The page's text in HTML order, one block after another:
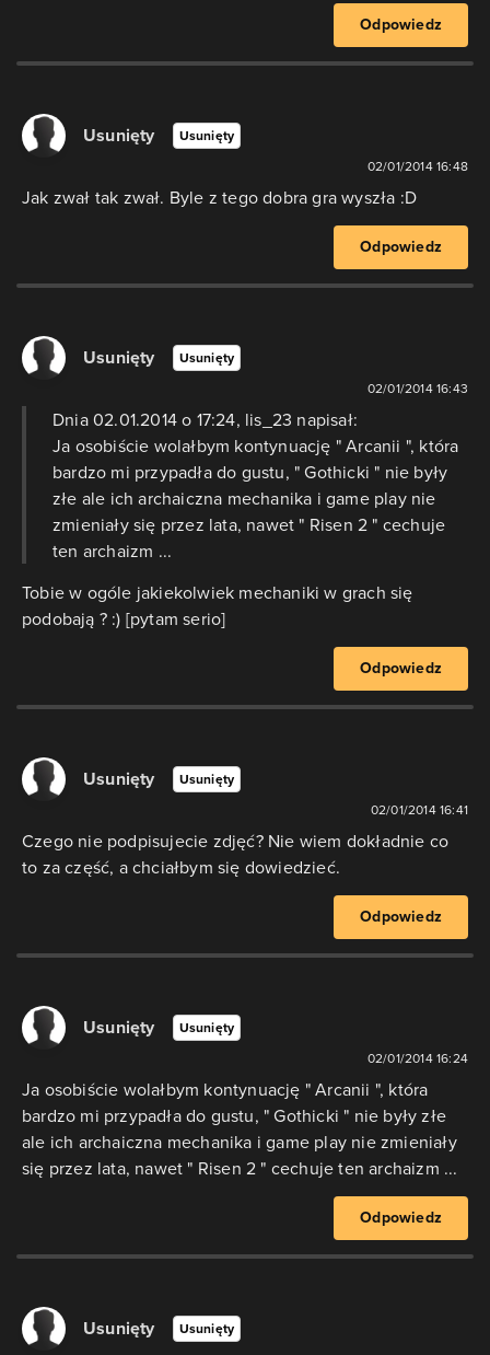
Odpowiedz
Usunięty Usunięty
02/01/2014 16:48
Jak zwał tak zwał. Byle z tego dobra gra wyszła :D
Odpowiedz
Usunięty Usunięty
02/01/2014 16:43
Dnia 02.01.2014 o 17:24, lis_23 napisał:
Ja osobiście wolałbym kontynuację " Arcanii ", która
bardzo mi przypadła do gustu, " Gothicki " nie były
złe ale ich archaiczna mechanika i game play nie
zmieniały się przez lata, nawet " Risen 2 " cechuje
ten archaizm ...
Tobie w ogóle jakiekolwiek mechaniki w grach się
podobają ? :) [pytam serio]
Odpowiedz
Usunięty Usunięty
02/01/2014 16:41
Czego nie podpisujecie zdjęć? Nie wiem dokładnie co
to za część, a chciałbym się dowiedzieć.
Odpowiedz
Usunięty Usunięty
02/01/2014 16:24
Ja osobiście wolałbym kontynuację " Arcanii ", która
bardzo mi przypadła do gustu, " Gothicki " nie były złe
ale ich archaiczna mechanika i game play nie zmieniały
się przez lata, nawet " Risen 2 " cechuje ten archaizm ...
Odpowiedz
Usunięty Usunięty